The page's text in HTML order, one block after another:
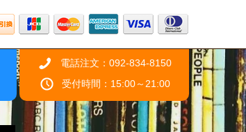
電話注文：092-834-8150
受付時間：15:00～21:00